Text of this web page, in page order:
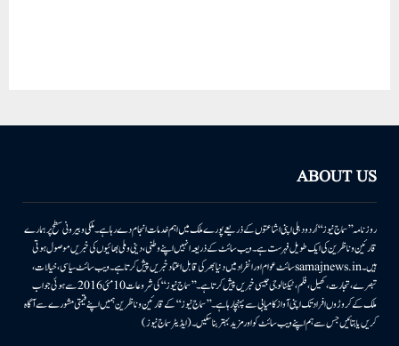
ABOUT US
روزنامہ ’’سماج نیوز‘‘ اُردو دہلی اپنی اشاعتوں کے ذریعے پورے ملک میں اہم خدمات انجام دے رہا ہے۔ ملکی وبیرونی سطح پر ہمارے
قارئین وناظرین کی ایک طویل فہرست ہے۔ ویب سائٹ کے ذریعہ انہیں اپنے وطنی، دینی وملی بھائیوں کی خبریں موصول ہوتی
ہیں۔samajnews.inسائٹ عوام اور انفراد میں دنیا بھر کی قابل اعتماد خبریں پیش کرتا ہے۔ ویب سائٹ سیاسی، خیالات،
تبصرے، تجارت، کھیل، فلم، ٹیکنالوجی جیسی خبریں پیش کرتا ہے۔ ’’سماج نیوز‘‘ کی شروعات 10مئی 2016 سے ہوئی جو اب
ملک کے کروڑوں افراد تک اپنی آواز کامیابی سے پہنچا رہا ہے۔ ’’سماج نیوز‘‘ کے قارئین وناظرین ہمیں اپنے قیمتی مشورے سے آگاہ
کریں یا بتائیں جس سے ہم اپنے ویب سائٹ کو اور مزید بہتر بناسکیں۔ (ایڈیٹر سماج نیوز)